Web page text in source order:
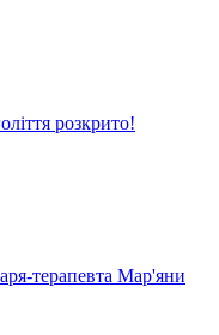
розкрито!
терапевта Мар'яни